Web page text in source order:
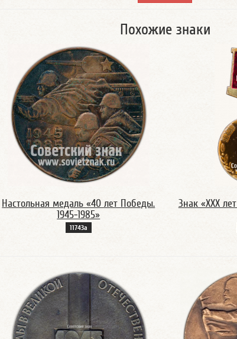
Похожие знаки
Настольная медаль «40 лет Победы.
1945-1985»
11743а
Знак «XXX